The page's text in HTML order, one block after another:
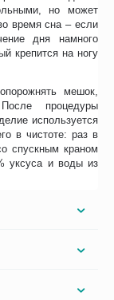
но может
время сна – если
дня намного
крепится на ногу
мешок,
процедуры
используется
в чистоте: раз в
спускным краном
уксуса и воды из